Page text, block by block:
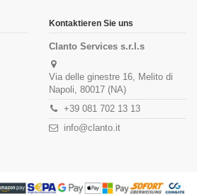
Kontaktieren Sie uns
Clanto Services s.r.l.s
Via delle ginestre 16, Melito di
Napoli, 80017 (NA)
+39 081 702 13 13
info@clanto.it